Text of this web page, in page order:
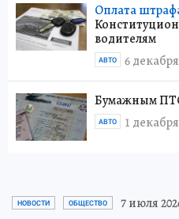
Оплата
водителям
6
АВТО
Бумажным
1
АВТО
НОВОСТИ ОБЩЕСТВО 7 июля